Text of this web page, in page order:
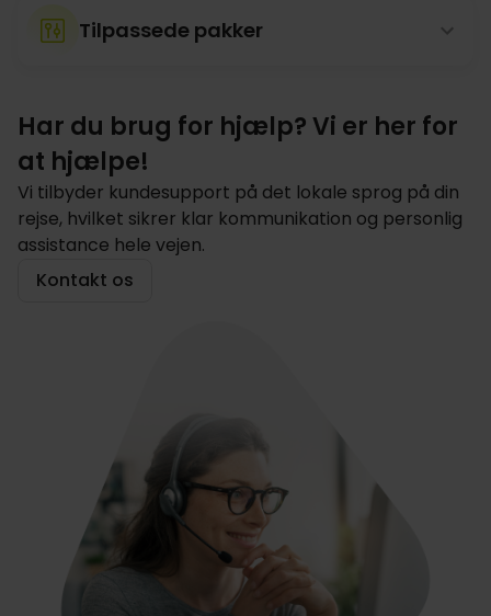
Tilpassede pakker
Har du brug for hjælp? Vi er her for
at hjælpe!
Vi tilbyder kundesupport på det lokale sprog på din
rejse, hvilket sikrer klar kommunikation og personlig
assistance hele vejen.
Kontakt os